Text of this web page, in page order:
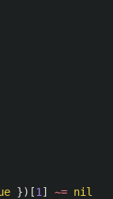
})[1 ] ~= nil